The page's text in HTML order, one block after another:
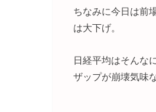
ちなみに今日は前
は大下げ。
日経平均はそんな
ザップが崩壊気味